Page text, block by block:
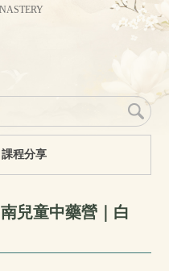
課程分享
兒童中藥營｜白